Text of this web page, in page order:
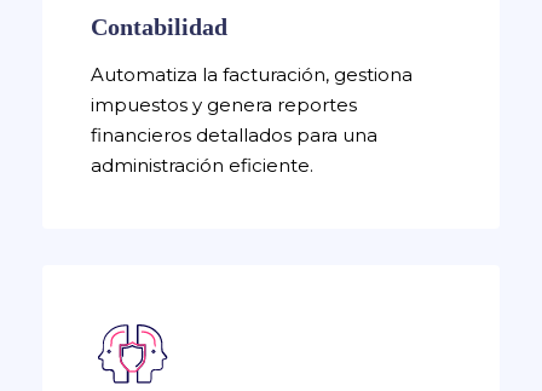
Contabilidad
Automatiza la facturación, gestiona
impuestos y genera reportes
financieros detallados para una
administración eficiente.